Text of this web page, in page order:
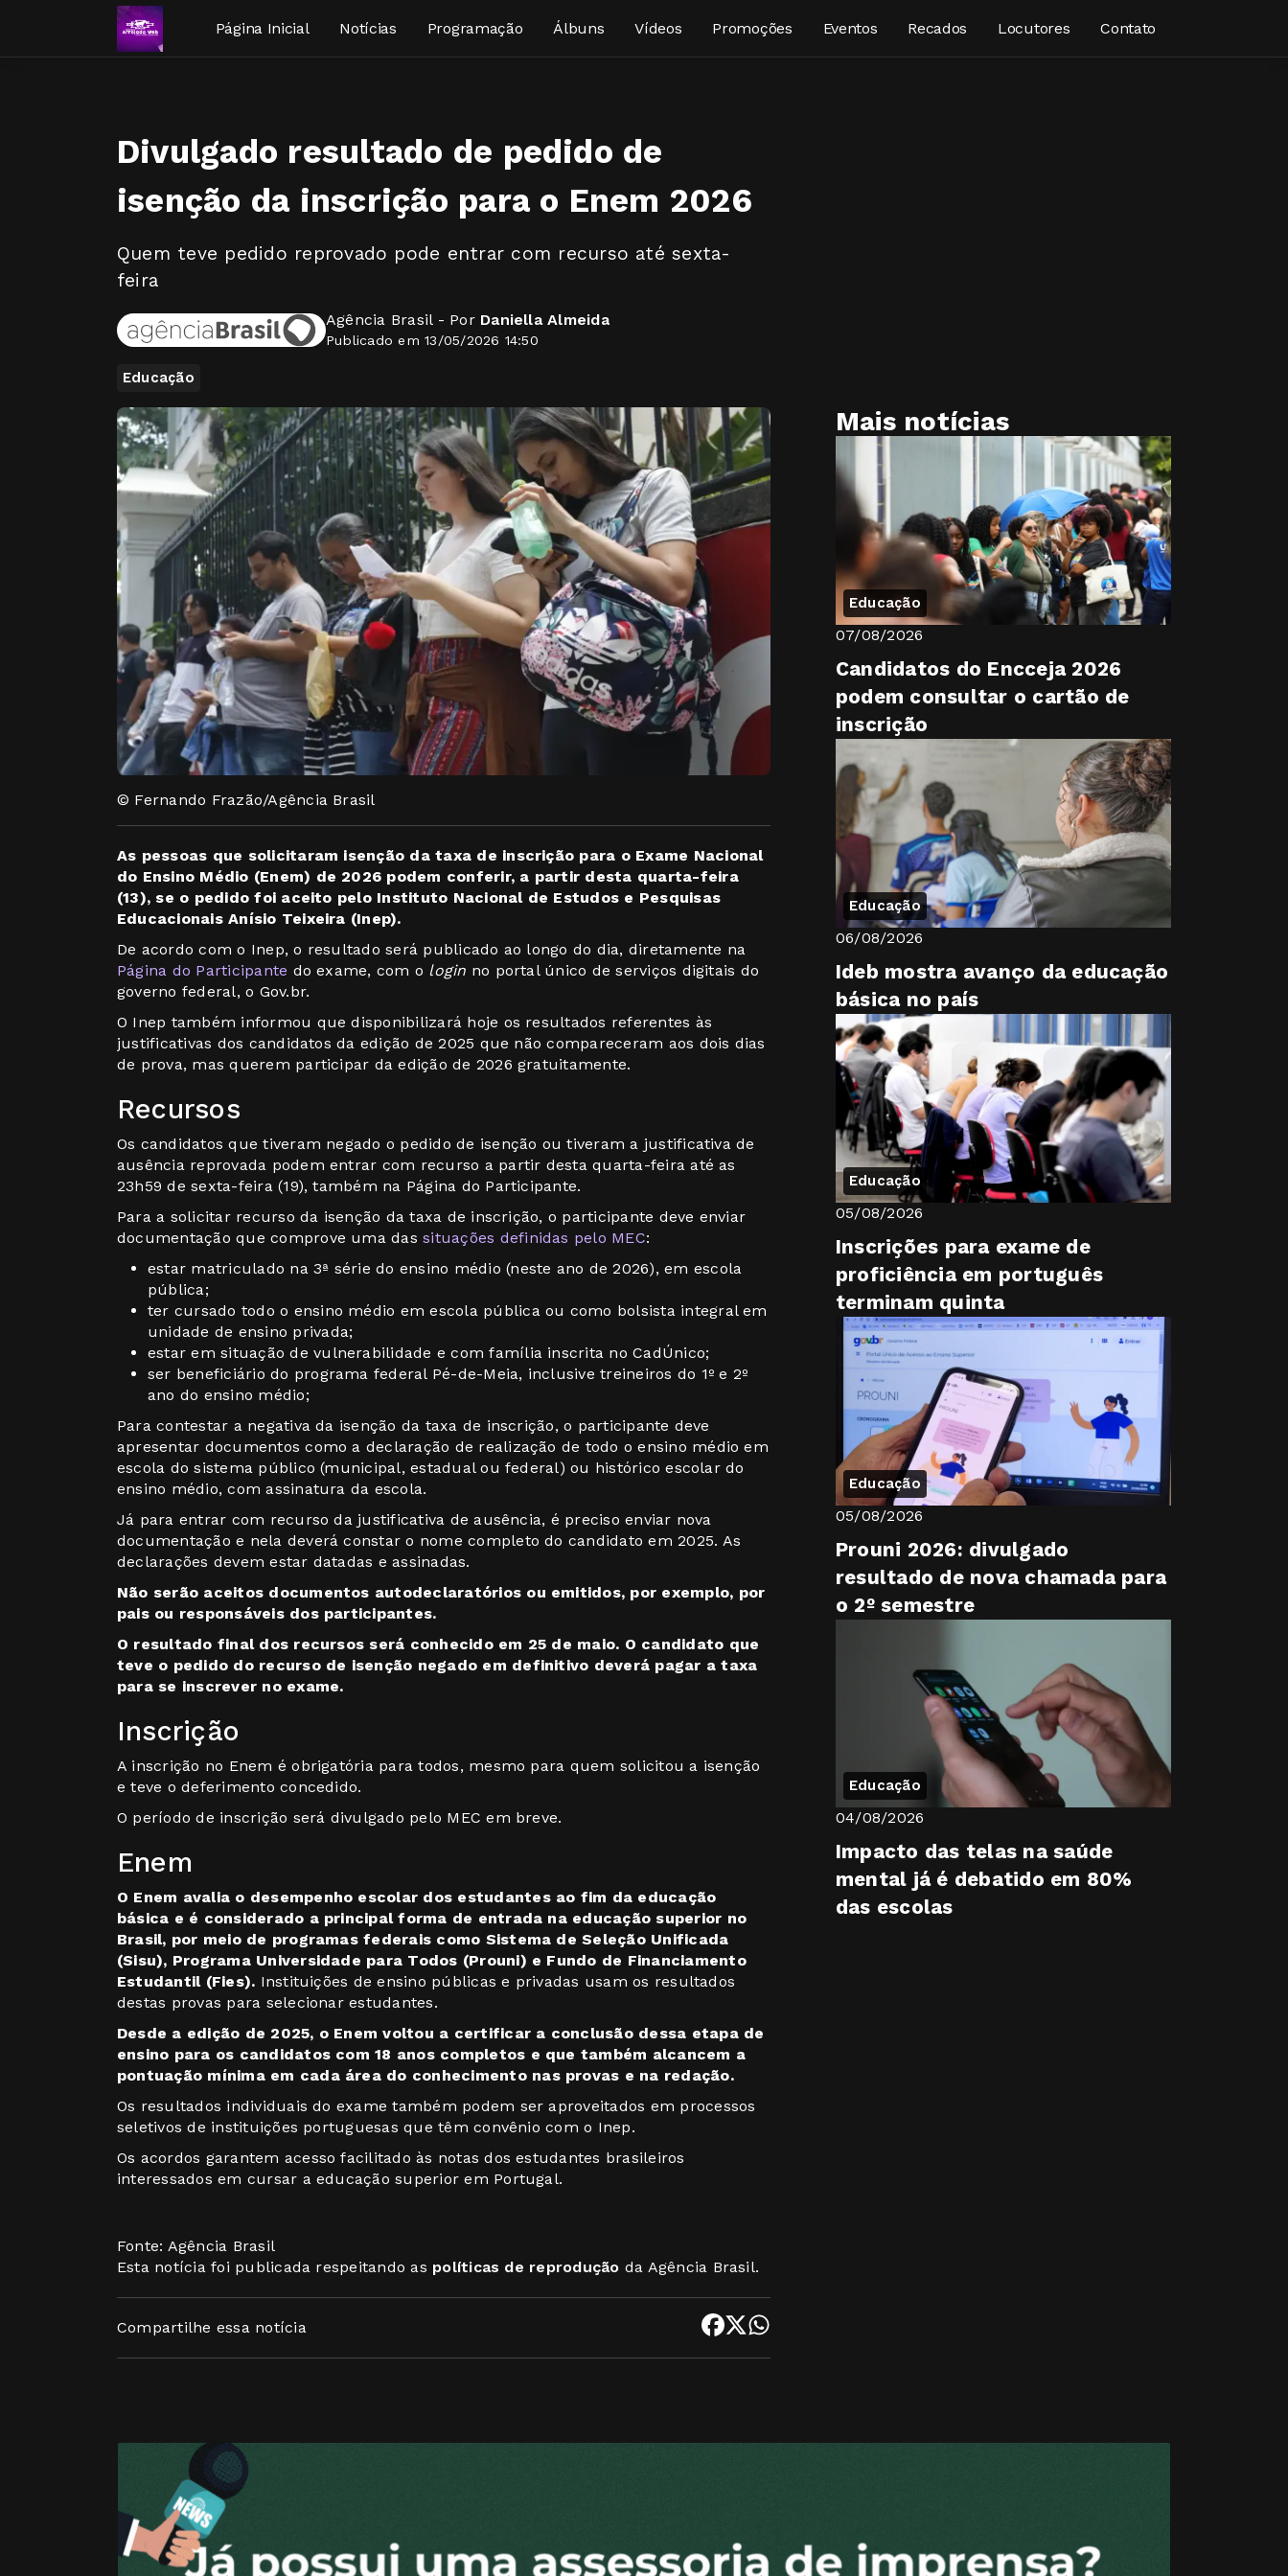
Página Inicial Notícias Programação Álbuns Vídeos Promoções Eventos Recados Locutores Contato
Divulgado resultado de pedido de
isenção da inscrição para o Enem 2026
Quem teve pedido reprovado pode entrar com recurso até sexta-
feira
Agência Brasil - Por Daniella Almeida
Publicado em 13/05/2026 14:50
Educação
© Fernando Frazão/Agência Brasil
As pessoas que solicitaram isenção da taxa de inscrição para o Exame Nacional
do Ensino Médio (Enem) de 2026 podem conferir, a partir desta quarta-feira
(13), se o pedido foi aceito pelo Instituto Nacional de Estudos e Pesquisas
Educacionais Anísio Teixeira (Inep).
De acordo com o Inep, o resultado será publicado ao longo do dia, diretamente na
Página do Participante do exame, com o login no portal único de serviços digitais do
governo federal, o Gov.br.
O Inep também informou que disponibilizará hoje os resultados referentes às
justificativas dos candidatos da edição de 2025 que não compareceram aos dois dias
de prova, mas querem participar da edição de 2026 gratuitamente.
Recursos
Os candidatos que tiveram negado o pedido de isenção ou tiveram a justificativa de
ausência reprovada podem entrar com recurso a partir desta quarta-feira até as
23h59 de sexta-feira (19), também na Página do Participante.
Para a solicitar recurso da isenção da taxa de inscrição, o participante deve enviar
documentação que comprove uma dassituações definidas pelo MEC:
estar matriculado na 3ª série do ensino médio (neste ano de 2026), em escola
pública;
ter cursado todo o ensino médio em escola pública ou como bolsista integral em
unidade de ensino privada;
estar em situação de vulnerabilidade e com família inscrita no CadÚnico;
ser beneficiário do programa federal Pé-de-Meia, inclusive treineiros do 1º e 2º
ano do ensino médio;
Para contestar a negativa da isenção da taxa de inscrição, o participante deve
apresentar documentos como a declaração de realização de todo o ensino médio em
escola do sistema público (municipal, estadual ou federal) ou histórico escolar do
ensino médio, com assinatura da escola.
Já para entrar com recurso da justificativa de ausência, é preciso enviar nova
documentação e nela deverá constar o nome completo do candidato em 2025. As
declarações devem estar datadas e assinadas.
Não serão aceitos documentos autodeclaratórios ou emitidos, por exemplo, por
pais ou responsáveis dos participantes.
O resultado final dos recursos será conhecido em 25 de maio. O candidato que
teve o pedido do recurso de isenção negado em definitivo deverá pagar a taxa
para se inscrever no exame.
Inscrição
A inscrição no Enem é obrigatória para todos, mesmo para quem solicitou a isenção
e teve o deferimento concedido.
O período de inscrição será divulgado pelo MEC em breve.
Enem
O Enem avalia o desempenho escolar dos estudantes ao fim da educação
básica e é considerado a principal forma de entrada na educação superior no
Brasil, por meio de programas federais como Sistema de Seleção Unificada
(Sisu), Programa Universidade para Todos (Prouni) e Fundo de Financiamento
Estudantil (Fies). Instituições de ensino públicas e privadas usam os resultados
destas provas para selecionar estudantes.
Desde a edição de 2025, o Enem voltou a certificar a conclusão dessa etapa de
ensino para os candidatos com 18 anos completos e que também alcancem a
pontuação mínima em cada área do conhecimento nas provas e na redação.
Os resultados individuais do exame também podem ser aproveitados em processos
seletivos de instituições portuguesas que têm convênio com o Inep.
Os acordos garantem acesso facilitado às notas dos estudantes brasileiros
interessados em cursar a educação superior em Portugal.
Fonte: Agência Brasil
Esta notícia foi publicada respeitando as políticas de reprodução da Agência Brasil.
Compartilhe essa notícia
Mais notícias
Educação
07/08/2026
Candidatos do Encceja 2026
podem consultar o cartão de
inscrição
Educação
06/08/2026
Ideb mostra avanço da educação
básica no país
Educação
05/08/2026
Inscrições para exame de
proficiência em português
terminam quinta
Educação
05/08/2026
Prouni 2026: divulgado
resultado de nova chamada para
o 2º semestre
Educação
04/08/2026
Impacto das telas na saúde
mental já é debatido em 80%
das escolas